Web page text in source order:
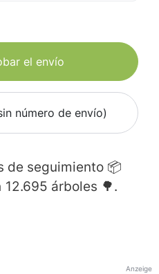
el envío
número de envío)
de seguimiento 📦
12.695 árboles 🌳.
Anzeige